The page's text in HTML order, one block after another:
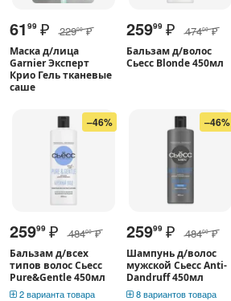
61 99 ₽ 22900 ₽
Маска д/лица
Garnier Эксперт
Крио Гель тканевые
саше
25999 ₽ 47400 ₽
Бальзам д/волос
Сьесс Blonde 450мл
–46%
25999 ₽ 48400 ₽
Бальзам д/всех
типов волос Сьесc
Pure&Gentle 450мл
2 варианта товара
–46%
25999 ₽ 48400 ₽
Шампунь д/волос
мужской Сьесс Anti-
Dandruff 450мл
8 вариантов товара